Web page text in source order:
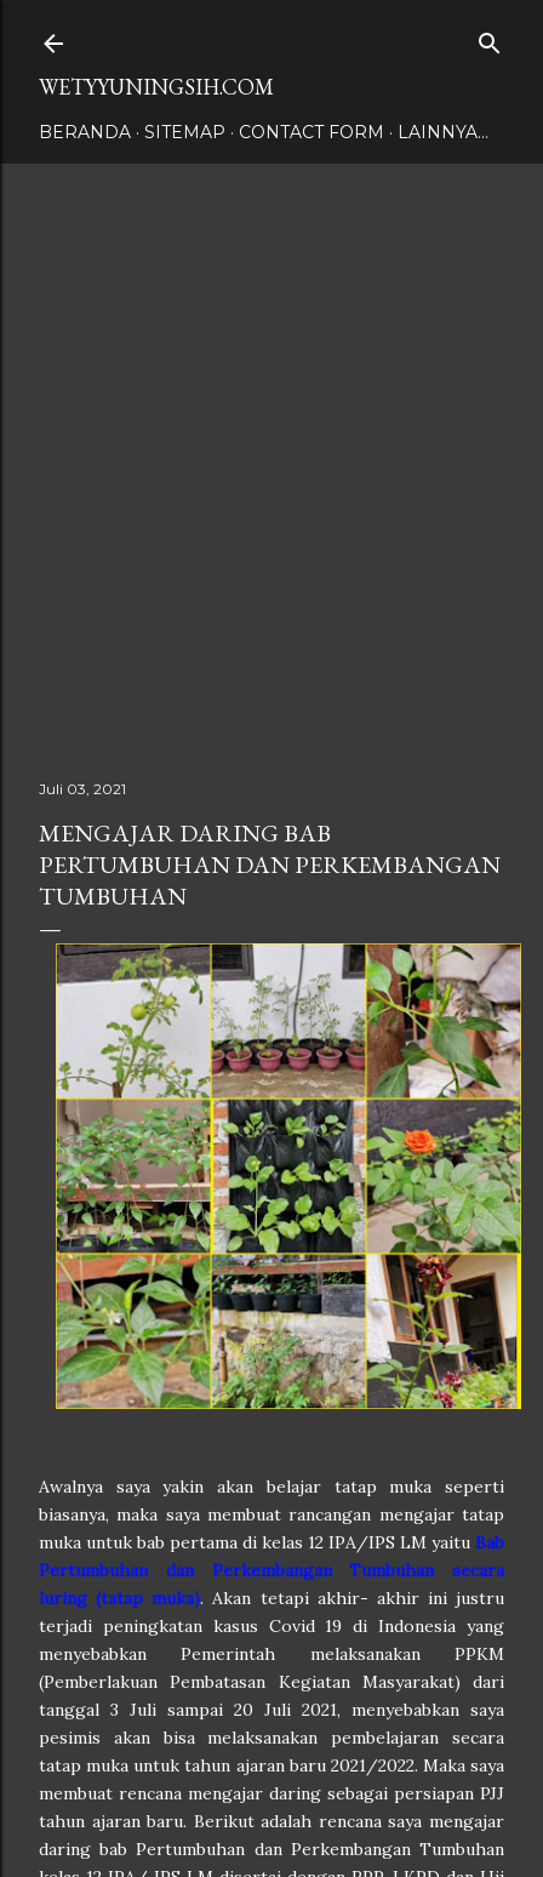
WETYYUNINGSIH.COM
BERANDA SITEMAP CONTACT FORM LAINNYA…
Juli 03, 2021
MENGAJAR DARING BAB
PERTUMBUHAN DAN PERKEMBANGAN
TUMBUHAN
Awalnya saya yakin akan belajar tatap muka seperti
biasanya, maka saya membuat rancangan mengajar tatap
muka untuk bab pertama di kelas 12 IPA/IPS LM yaitu Bab
Pertumbuhan dan Perkembangan Tumbuhan secara
luring (tatap muka). Akan tetapi akhir- akhir ini justru
terjadi peningkatan kasus Covid 19 di Indonesia yang
menyebabkan Pemerintah melaksanakan PPKM
(Pemberlakuan Pembatasan Kegiatan Masyarakat) dari
tanggal 3 Juli sampai 20 Juli 2021, menyebabkan saya
pesimis akan bisa melaksanakan pembelajaran secara
tatap muka untuk tahun ajaran baru 2021/2022. Maka saya
membuat rencana mengajar daring sebagai persiapan PJJ
tahun ajaran baru. Berikut adalah rencana saya mengajar
daring bab Pertumbuhan dan Perkembangan Tumbuhan